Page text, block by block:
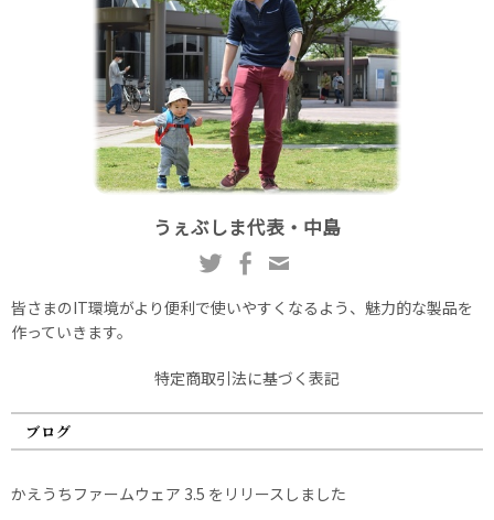
うぇぶしま代表・中島
皆さまのIT環境がより便利で使いやすくなるよう、魅力的な製品を
作っていきます。
特定商取引法に基づく表記
ブログ
かえうちファームウェア 3.5 をリリースしました